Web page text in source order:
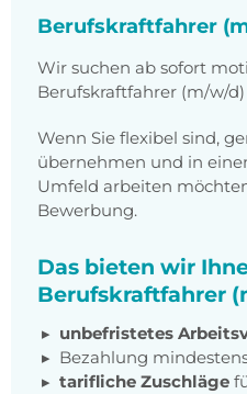
Berufskraftfahrer
Wir suchen ab sofort
Berufskraftfahrer (m/w/d)
Wenn Sie flexibel sind,
übernehmen und in
Umfeld arbeiten
Bewerbung.
Das bieten wir
Berufskraftfahrer
unbefristetes
Bezahlung
tarifliche Zuschläge